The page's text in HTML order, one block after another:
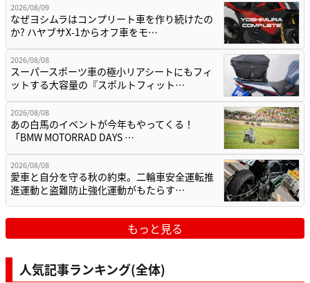
2026/08/09
なぜヨシムラはコンプリート車を作り続けたの
か? ハヤブサX-1からオフ車をモ…
2026/08/08
スーパースポーツ車の極小リアシートにもフィ
ットする大容量の『スポルトフィット…
2026/08/08
あの白馬のイベントが今年もやってくる！
「BMW MOTORRAD DAYS …
2026/08/08
愛車と自分を守る秋の約束。二輪車安全運転推
進運動と盗難防止強化運動がもたらす…
もっと見る
人気記事ランキング(全体)